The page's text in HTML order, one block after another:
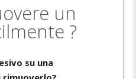
un
?
su una